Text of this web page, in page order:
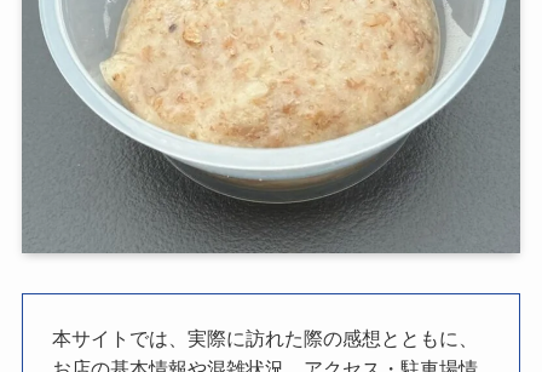
本サイトでは、実際に訪れた際の感想とともに、